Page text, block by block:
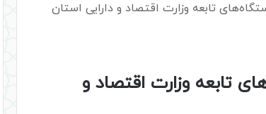
تابعه وزارت اقتصاد و دارایی استان
تابعه وزارت اقتصاد و